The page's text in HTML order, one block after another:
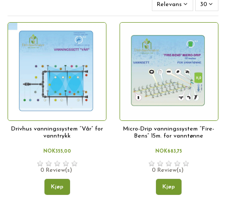
Relevans 30
Drivhus vanningssystem “Vår” for
vanntrykk
NOK355,00
0 Review(s)
Kjøp
Micro-Drip vanningssystem “Fire-
Bens” 15m. for vanntønne
NOK683,75
0 Review(s)
Kjøp